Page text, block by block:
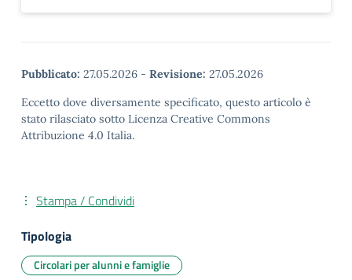
Pubblicato: 27.05.2026 - Revisione: 27.05.2026
Eccetto dove diversamente specificato, questo articolo è
stato rilasciato sotto Licenza Creative Commons
Attribuzione 4.0 Italia.
Stampa / Condividi
Tipologia
Circolari per alunni e famiglie